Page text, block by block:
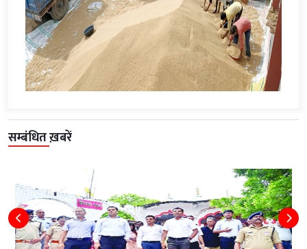
सम्बंधित ख़बरें